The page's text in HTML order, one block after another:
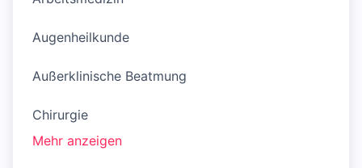
Augenheilkunde
Außerklinische Beatmung
Chirurgie
Mehr anzeigen